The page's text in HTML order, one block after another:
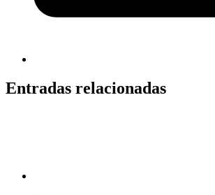
Entradas relacionadas